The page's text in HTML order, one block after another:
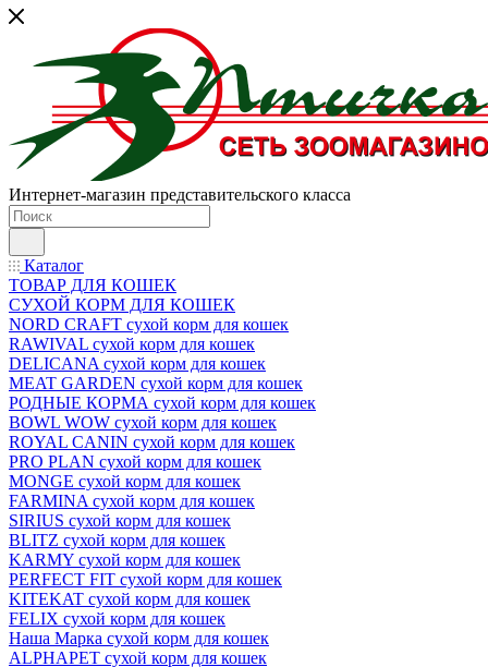
Интернет-магазин представительского класса
Каталог
ТОВАР ДЛЯ КОШЕК
СУХОЙ КОРМ ДЛЯ КОШЕК
NORD CRAFT сухой корм для кошек
RAWIVAL сухой корм для кошек
DELICANA сухой корм для кошек
MEAT GARDEN сухой корм для кошек
РОДНЫЕ КОРМА сухой корм для кошек
BOWL WOW сухой корм для кошек
ROYAL CANIN сухой корм для кошек
PRO PLAN сухой корм для кошек
MONGE сухой корм для кошек
FARMINA сухой корм для кошек
SIRIUS сухой корм для кошек
BLITZ сухой корм для кошек
KARMY сухой корм для кошек
PERFECT FIT сухой корм для кошек
KITEKAT сухой корм для кошек
FELIX сухой корм для кошек
Наша Марка сухой корм для кошек
ALPHAPET сухой корм для кошек